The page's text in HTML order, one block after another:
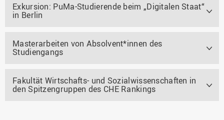
Exkursion: PuMa-Studierende beim „Digitalen Staat“
in Berlin
Masterarbeiten von Absolvent*innen des
Studiengangs
Fakultät Wirtschafts- und Sozialwissenschaften in
den Spitzengruppen des CHE Rankings